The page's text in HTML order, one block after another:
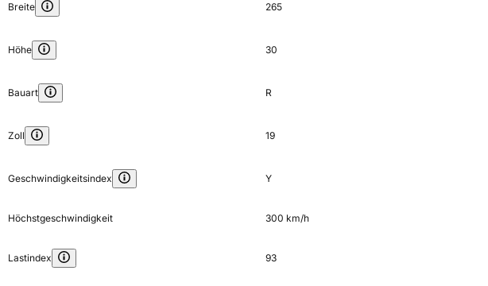
Breite 265
Höhe 30
Bauart R
Zoll 19
Geschwindigkeitsindex Y
Höchstgeschwindigkeit 300 km/h
Lastindex 93